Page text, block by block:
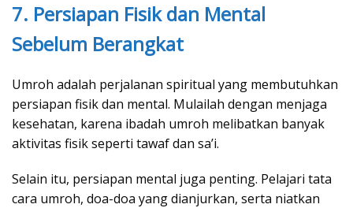
7. Persiapan Fisik dan Mental
Sebelum Berangkat
Umroh adalah perjalanan spiritual yang membutuhkan
persiapan fisik dan mental. Mulailah dengan menjaga
kesehatan, karena ibadah umroh melibatkan banyak
aktivitas fisik seperti tawaf dan sa’i.
Selain itu, persiapan mental juga penting. Pelajari tata
cara umroh, doa-doa yang dianjurkan, serta niatkan